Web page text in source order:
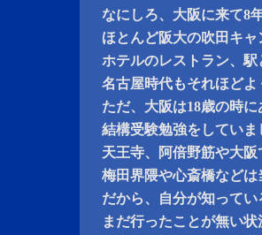
なにしろ、大阪に来て8
ほとんど阪大の吹田キ
ホテルのレストラン、
名古屋時代もそれほどよ
ただ、大阪は18歳の時
結構受験勉強をしていま
天王寺、阿倍野筋や大阪
梅田界隈や心斎橋など
だから、自分が知って
まだ行ったことが無い状